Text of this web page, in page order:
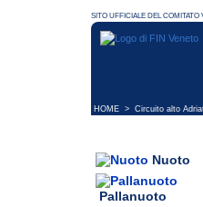
HOME > Circuito alto
Nuoto
Pallanuoto